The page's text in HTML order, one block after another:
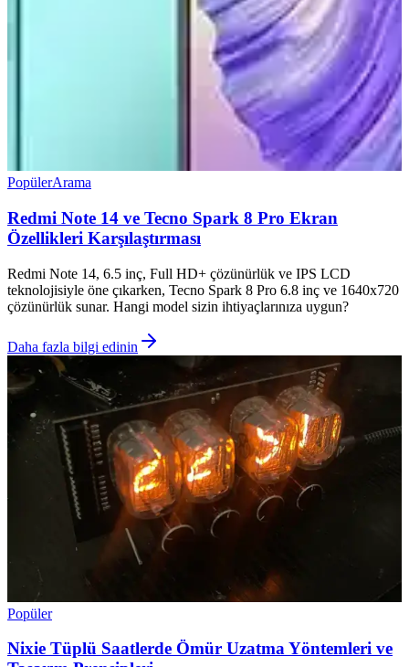
PopülerArama
Redmi Note 14 ve Tecno Spark 8 Pro Ekran
Özellikleri Karşılaştırması
Redmi Note 14, 6.5 inç, Full HD+ çözünürlük ve IPS LCD
teknolojisiyle öne çıkarken, Tecno Spark 8 Pro 6.8 inç ve 1640x720
çözünürlük sunar. Hangi model sizin ihtiyaçlarınıza uygun?
Daha fazla bilgi edinin
Popüler
Nixie Tüplü Saatlerde Ömür Uzatma Yöntemleri ve